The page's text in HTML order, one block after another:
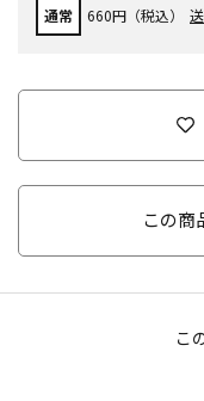
通常 660円（税込）
この商
こ